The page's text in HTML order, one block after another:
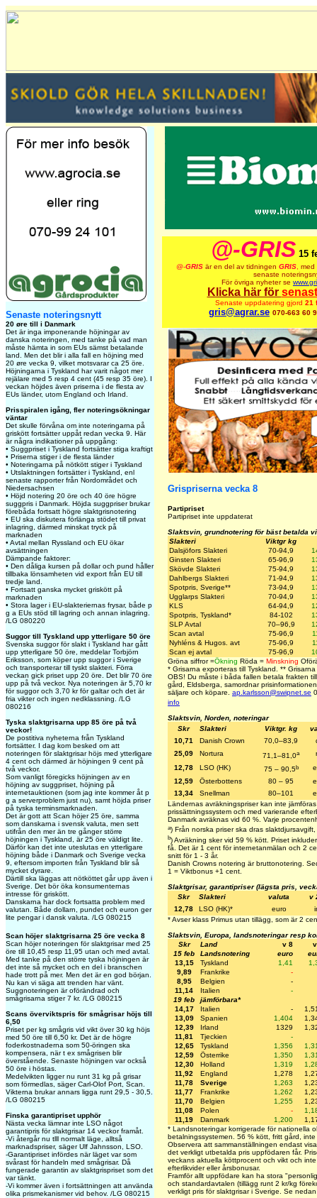
Senaste noteringsnytt
20 øre till i Danmark
Det är inga imponerande höjningar av
danska noteringen, med tanke på vad man
måste hämta in som EUs sämst betalande
land. Men det blir i alla fall en höjning med
20 øre vecka 9, vilket motsvarar ca 25 öre.
Höjningarna i Tyskland har varit något mer
rejälare med 5 resp 4 cent (45 resp 35 öre). I
veckan höjdes även priserna i de flesta av
EUs länder, utom England och Irland.
Prisspiralen igång, fler noteringsökningar
väntar
Det skulle förvåna om inte noteringarna på
griskött fortsätter uppåt redan vecka 9. Här
är några indikationer på uppgång:
• Suggpriset i Tyskland fortsätter stiga kraftigt
• Priserna stiger i de flesta länder
• Noteringarna på nötkött stiger i Tyskland
• Utslaktningen fortsätter i Tyskland, enl
senaste rapporter från Nordområdet och
Niedersachsen
• Höjd notering 20 öre och 40 öre högre
suggpris i Danmark. Höjda suggpriser brukar
förebåda fortsatt högre slaktgrisnotering
• EU ska diskutera förlänga stödet till privat
inlagring, därmed minskat tryck på
marknaden
• Avtal mellan Ryssland och EU ökar
avsättningen
Dämpande faktorer:
• Den dåliga kursen på dollar och pund håller
tillbaka lönsamheten vid export från EU till
tredje land.
• Fortsatt ganska mycket griskött på
marknaden
• Stora lager i EU-slakteriernas frysar, både p
g a EUs stöd till lagring och annan inlagring.
/LG 080220
Suggor till Tyskland upp ytterligare 50 öre
Svenska suggor för slakt i Tyskland har gått
upp ytterligare 50 öre, meddelar Torbjörn
Eriksson, som köper upp suggor i Sverige
och transporterar till tyskt slakteri. Förra
veckan gick priset upp 20 öre. Det blir 70 öre
upp på två veckor. Nya noteringen är 5,70 kr
för suggor och 3,70 kr för galtar och det är
fria vikter och ingen nedklassning. /LG
080216
Tyska slaktgrisarna upp 85 öre på två
veckor!
De postitiva nyheterna från Tyskland
fortsätter. I dag kom besked om att
noteringen för slaktgrisar höjs med ytterligare
4 cent och därmed är höjningen 9 cent på
två veckor.
Som vanligt föregicks höjningen av en
höjning av suggpriset, höjning på
internetauktionen (som jag inte kommer åt p
g a serverproblem just nu), samt höjda priser
på tyska terminsmarknaden.
Det är gott att Scan höjer 25 öre, samma
som danskarna i svensk valuta, men sett
utifrån den mer än tre gånger större
höjningen i Tyskland, är 25 öre väldigt lite.
Därför kan det inte uteslutas en ytterligare
höjning både i Danmark och Sverige vecka
9, eftersom importen från Tyskland blir så
mycket dyrare.
Därtill ska läggas att nötköttet går upp även i
Sverige. Det bör öka konsumenternas
intresse för griskött.
Danskarna har dock fortsatta problem med
valutan. Både dollarn, pundet och euron ger
lite pengar i dansk valuta. /LG 080215
Scan höjer slaktgrisarna 25 öre vecka 8
Scan höjer noteringen för slaktgrisar med 25
öre till 10,45 resp 11,95 utan och med avtal.
Med tanke på den större tyska höjningen är
det inte så mycket och en del i branschen
hade trott på mer. Men det är en god början.
Nu kan vi säga att trenden har vänt.
Suggnoteringen är oförändrad och
smågrisarna stiger 7 kr. /LG 080215
Scans överviktspris för smågrisar höjs till
6,50
Priset per kg smågris vid vikt över 30 kg höjs
med 50 öre till 6,50 kr. Det är de högre
foderkostnaderna som 50-öringen ska
kompensera, när t ex smågrisen blir
överstående. Senaste höjningen var också
50 öre i höstas.
Medelvikten ligger nu runt 31 kg på grisar
som förmedlas, säger Carl-Olof Port, Scan.
Vikterna brukar annars ligga runt 29,5 - 30,5.
/LG 080215
Finska garantipriset upphör
Nästa vecka lämnar inte LSO något
garantipris för slaktgrisar 14 veckor framåt.
-Vi återgår nu tlll normalt läge, alltså
marknadspriser, säger Ulf Jahnsson, LSO.
-Garantipriset infördes när läget var som
svårast för handeln med smågrisar. Då
fungerade garantin av slaktgrispriset som det
var tänkt.
-Vi kommer även i fortsättningen att använda
olika prismekanismer vid behov. /LG 080215
@-GRIS 15
@-GRIS är en del av tidningen GRIS, med
senaste
För övriga nyheter se
Klicka här för
Senaste uppdatering gjord 21
gris@agrar.se 070-663 60
Grispriserna vecka 8
Partipriset
Partipriset inte uppdaterat
Slaktsvin, grundnotering för bäst betalda
Slakteri
Viktgr kg
Dalsjöfors Slakteri
70-94,9
Ginsten Slakteri
65-96,9
Skövde Slakteri
75-94,9
Dahlbergs Slakteri
71-94,9
Spotpris, Sverige**
73-94,9
Ugglarps Slakteri
70-94,9
KLS
64-94,9
Spotpris, Tyskland*
84-102
SLPAvtal 70–96,9
Scan avtal 75-96,9
Nyhléns & Hugos. avt
75-96,9
Scan ej avtal
75-96,9
Gröna siffror =Ökning Röda = Minskning
* Grisarna exporteras till Tyskland. **
OBS! Du måste i båda fallen betala frakten
gård, Eldsberga, samordnar
säljare och köpare. ap.karlsson@swipnet.se
info
Slaktsvin, Norden, noteringar
Skr
Slakteri Viktgr. kg
10,71
Danish Crown 70,0–83,9
25,09
Nortura 71,1–81,0a
12,78
LSO (HK) 75 – 90,5b
12,59
Österbottens 80 – 95
13,34
Snellman 80–101
Ländernas avräkningspriser kan inte
prissättningssystem och med varierande
Danmark avräknas vid 60 %. Varje
a) Från norska priser ska dras slaktdjursavgift,
b) Avräkning sker vid 59 % kött. Priset
få. Det är 1 cent för internetanmälan och 2
snitt för 1 - 3 år.
Danish Crowns notering är bruttonotering.
1 = Viktbonus +1 cent.
Slaktgrisar, garantipriser (lägsta pris,
Skr
Slakteri valuta
v
12,78
LSO (HK)* euro
* Avser klass Primus utan tillägg, som är 2
Slaktsvin, Europa, landsnoteringar resp
Skr
Land v 8
15 feb
Landsnotering euro
13,15
Tyskland 1,41
9,89
Frankrike
-
8,95
Belgien
-
11,14
Italien
-
19 feb
jämförbara*
14,17
Italien -
13,09
Spanien 1,404
12,39
Irland 1329
11,81
Tjeckien
-
12,65
Tyskland 1,356
12,59
Österrike 1,350
12,30
Holland 1,319
11,92
England 1,278
11,78
Sverige 1,263
11,77
Frankrike 1,262
11,70
Belgien 1,255
11,08
Polen -
11,19
Danmark 1,200
* Landsnoteringar korrigerade för nationella
betalningssystemen. 56 % kött, fritt gård,
Observera att sammanställningen endast
det verkligt utbetalda pris uppfödaren får.
veckans aktuella köttprocent och vikt och
efterlikvider eller årsbonusar.
Framför allt uppfödare kan ha stora
och standardavtalen (tillägg runt 2 kr/kg
verkligt pris för slaktgrisar i Sverige. Se